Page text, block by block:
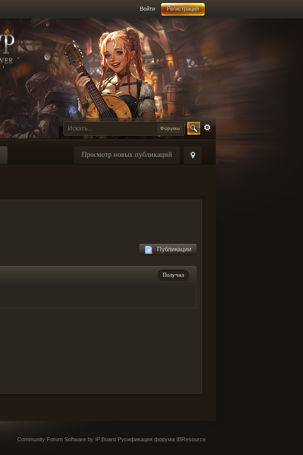
Войти Регистрация
Форумы
Просмотр новых публикаций
Публикации
Получил
Community Forum Software by IP.Board Русификация форума IBResource